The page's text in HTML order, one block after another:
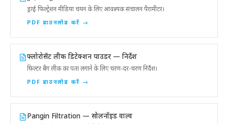
ड्राई फिल्ट्रेशन मीडिया चयन के लिए आवश्यक संचालन पैरामीटर।
PDF डाउनलोड करें →
फ्लोरोसेंट लीक डिटेक्शन पाउडर — निर्देश
फ़िल्टर बैग लीक का पता लगाने के लिए चरण-दर-चरण निर्देश।
PDF डाउनलोड करें →
Pangin Filtration — सोलनॉइड वाल्व